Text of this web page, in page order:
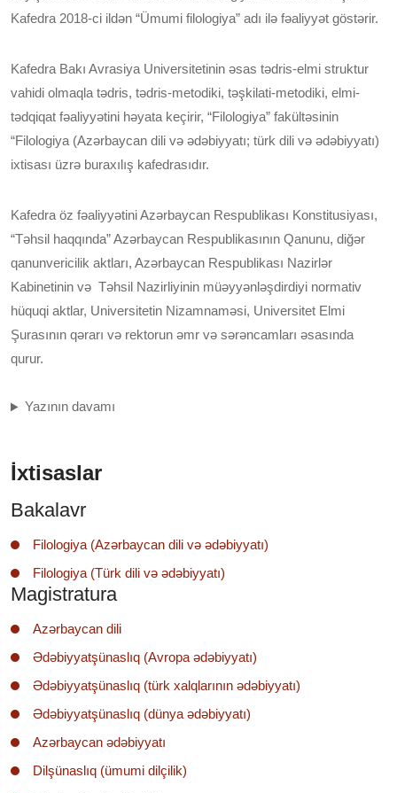
Kafedra 2018-ci ildən “Ümumi filologiya” adı ilə fəaliyyət göstərir.
Kafedra Bakı Avrasiya Universitetinin əsas tədris-elmi struktur
vahidi olmaqla tədris, tədris-metodiki, təşkilati-metodiki, elmi-
tədqiqat fəaliyyətini həyata keçirir, “Filologiya” fakültəsinin
“Filologiya (Azərbaycan dili və ədəbiyyatı; türk dili və ədəbiyyatı)
ixtisası üzrə buraxılış kafedrasıdır.
Kafedra öz fəaliyyətini Azərbaycan Respublikası Konstitusiyası,
“Təhsil haqqında” Azərbaycan Respublikasının Qanunu, diğər
qanunvericilik aktları, Azərbaycan Respublikası Nazirlər
Kabinetinin və Təhsil Nazirliyinin müəyyənləşdirdiyi normativ
hüquqi aktlar, Universitetin Nizamnaməsi, Universitet Elmi
Şurasının qərarı və rektorun əmr və sərəncamları əsasında
qurur.
Yazının davamı
İxtisaslar
Bakalavr
Filologiya (Azərbaycan dili və ədəbiyyatı)
Filologiya (Türk dili və ədəbiyyatı)
Magistratura
Azərbaycan dili
Ədəbiyyatşünaslıq (Avropa ədəbiyyatı)
Ədəbiyyatşünaslıq (türk xalqlarının ədəbiyyatı)
Ədəbiyyatşünaslıq (dünya ədəbiyyatı)
Azərbaycan ədəbiyyatı
Dilşünaslıq (ümumi dilçilik)